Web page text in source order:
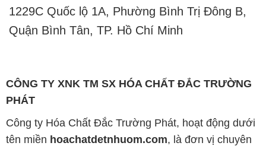
1229C Quốc lộ 1A, Phường Bình Trị Đông B,
Quận Bình Tân, TP. Hồ Chí Minh
CÔNG TY XNK TM SX HÓA CHẤT ĐẮC TRƯỜNG
PHÁT
Công ty Hóa Chất Đắc Trường Phát, hoạt động dưới
tên miền hoachatdetnhuom.com, là đơn vị chuyên